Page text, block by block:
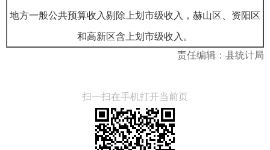
地方一般公共预算收入剔除上划市级收入，赫山区、资阳区
和高新区含上划市级收入。
责任编辑：县统计局
扫一扫在手机打开当前页